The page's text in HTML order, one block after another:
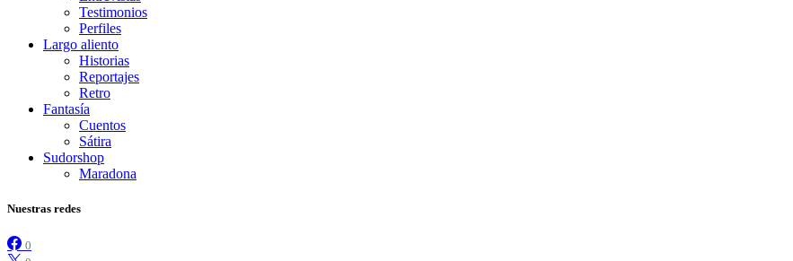
Testimonios
Perfiles
Largo aliento
Historias
Reportajes
Retro
Fantasía
Cuentos
Sátira
Sudorshop
Maradona
Nuestras redes
0